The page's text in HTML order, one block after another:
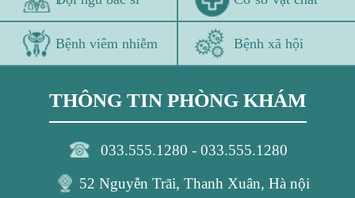
Bệnh viêm nhiễm Bệnh xã hội
THÔNG TIN PHÒNG KHÁM
033.555.1280 - 033.555.1280
52 Nguyễn Trãi, Thanh Xuân, Hà nội